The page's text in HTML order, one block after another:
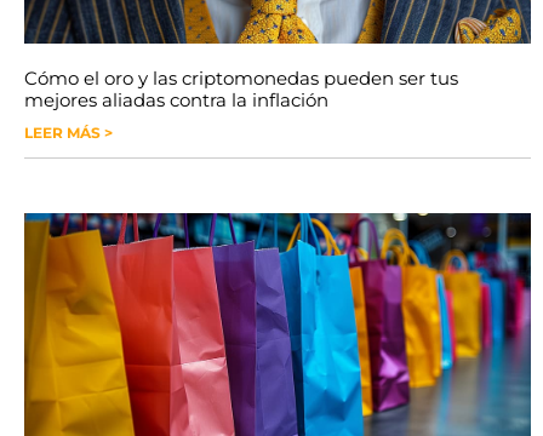
Cómo el oro y las criptomonedas pueden ser tus
mejores aliadas contra la inflación
LEER MÁS >